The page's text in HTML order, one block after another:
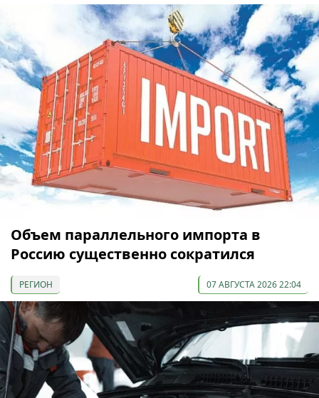
Объем параллельного импорта в
Россию существенно сократился
РЕГИОН 07 АВГУСТА 2026 22:04